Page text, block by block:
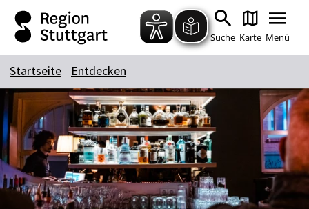
Zum Hauptinhalt springen
Zur Suche springen
Zur Hauptnavigation
Zum Footer springen
Suche Karte Menü
Suchbegriff
Das könnte Sie interessieren
Stadtführungen
Tickets
Citytour
Übernachtung
Startseite Entdecken